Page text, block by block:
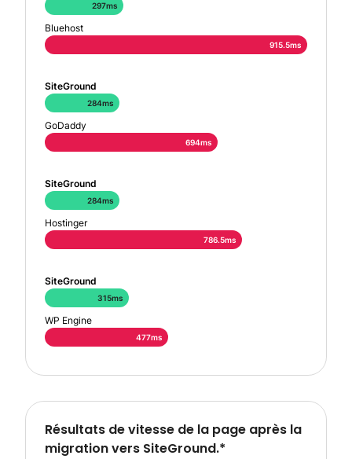
297ms
Bluehost
915.5ms
SiteGround
284ms
GoDaddy
694ms
SiteGround
284ms
Hostinger
786.5ms
SiteGround
315ms
WP Engine
477ms
Résultats de vitesse de la page après la
migration vers SiteGround.*